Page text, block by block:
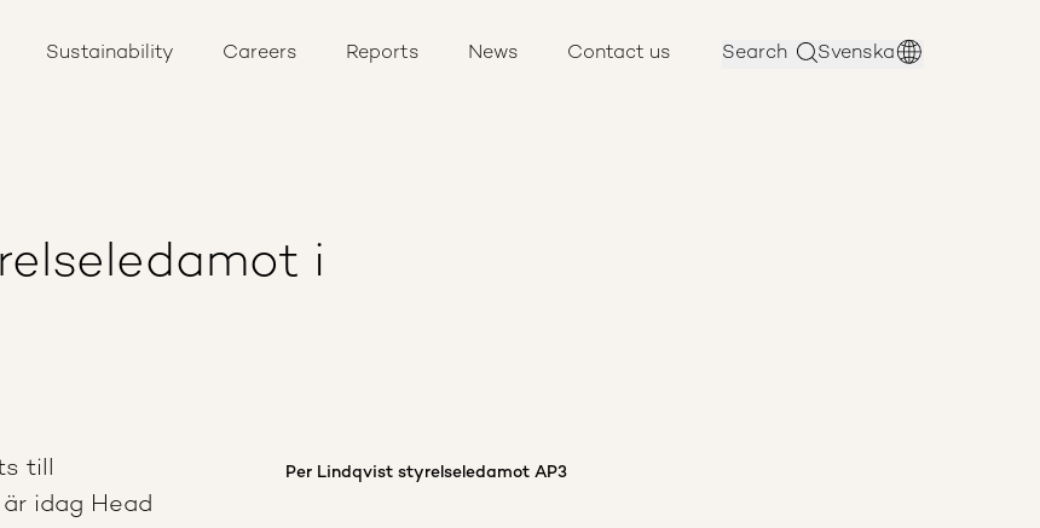
Sustainability Careers Reports News Contact us Search Svenska
i
till
idag Head
Per Lindqvist styrelseledamot AP3